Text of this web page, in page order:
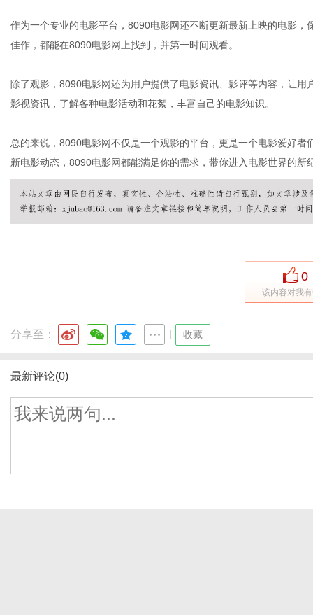
作为一个专业的电影平台，8090电影网还不断更新最新上映的电影
佳作，都能在8090电影网上找到，并第一时间观看。
除了观影，8090电影网还为用户提供了电影资讯、影评等内容，让
影视资讯，了解各种电影活动和花絮，丰富自己的电影知识。
总的来说，8090电影网不仅是一个观影的平台，更是一个电影爱好
新电影动态，8090电影网都能满足你的需求，带你进入电影世界的新
0
该内容对我
分享至： 收藏
最新评论(0)